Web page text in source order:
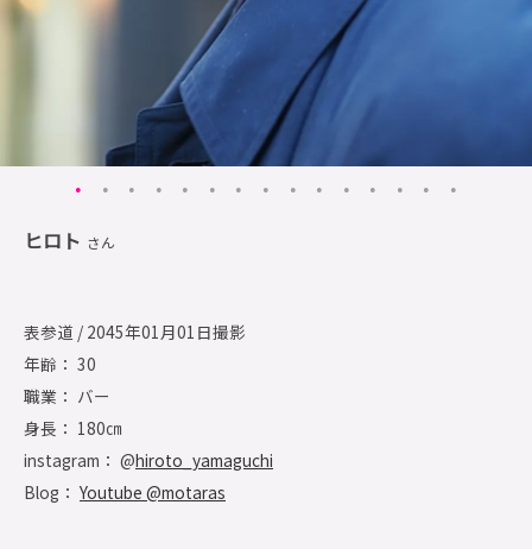
ヒロト さん
表参道 / 2045年01月01日撮影
年齢： 30
職業： バー
身長： 180㎝
instagram： @hiroto_yamaguchi
Blog： Youtube @motaras